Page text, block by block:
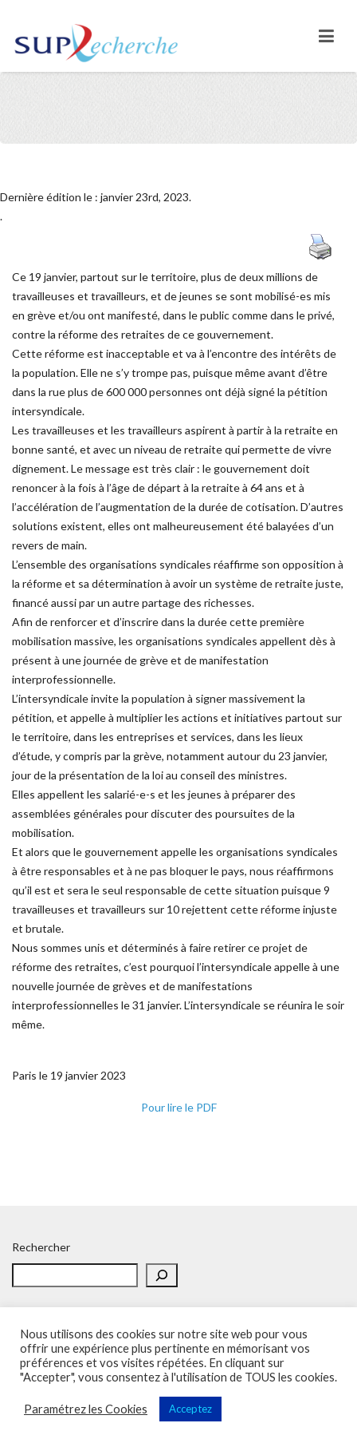
Dernière édition le : janvier 23rd, 2023.
.
Ce 19 janvier, partout sur le territoire, plus de deux millions de
travailleuses et travailleurs, et de jeunes se sont mobilisé-es mis
en grève et/ou ont manifesté, dans le public commedans le privé,
contre la réforme des retraites de ce gouvernement.
Cette réforme est inacceptable et va à l’encontre des intérêts de
la population. Elle ne s’ytrompe pas, puisque même avant d’être
dans la rue plus de 600 000 personnes ont déjà signé la pétition
intersyndicale.
Les travailleuses et les travailleurs aspirent à partir à la retraite en
bonne santé, et avec un niveau de retraite qui permette de vivre
dignement. Le message est très clair : le gouvernement doit
renoncer à la fois à l’âge de départ à la retraite à 64 ans et à
l’accélération de l’augmentation de la durée de cotisation. D’autres
solutions existent, elles ont malheureusement été balayées d’un
revers de main.
L’ensemble des organisations syndicales réaffirme son opposition à
la réforme et sa détermination à avoir un système de retraite juste,
financé aussi par un autre partage des richesses.
Afin de renforcer et d’inscrire dans la durée cette première
mobilisation massive, les organisations syndicales appellent dès à
présent à une journée de grève et de manifestation
interprofessionnelle.
L’intersyndicale invite la population à signer massivement la
pétition, et appelle à multiplierles actions et initiatives partout sur
le territoire, dans les entreprises et services, dans les lieux
d’étude, y compris par la grève, notamment autour du 23 janvier,
jour de la présentation de la loi au conseil des ministres.
Elles appellent les salarié-e-s et les jeunes à préparer des
assemblées générales pour discuter des poursuites de la
mobilisation.
Et alors que le gouvernement appelle les organisations syndicales
à être responsables et à ne pas bloquer le pays, nous réaffirmons
qu’il est et sera le seul responsable de cette situation puisque 9
travailleuses et travailleurs sur 10 rejettent cette réforme injuste
et brutale.
Nous sommes unis et déterminés à faire retirer ce projet de
réforme des retraites, c’est pourquoi l’intersyndicale appelle à une
nouvelle journée de grèves et de manifestations
interprofessionnelles le 31 janvier. L’intersyndicale se réunira le soir
même.
Paris le 19 janvier 2023
Pour lire le PDF
Rechercher
Accueil Politique de confidentialité Adhésion
Contacts
SOS – Demande d’aide
Politique de confidentialité
Sup'Recherche - UNSA 2023 (illustrations de Freepik)
Vega Wordpress Theme byLyraThemes
Nous utilisons des cookies sur notre site web pour vous
offrir une expérience plus pertinente en mémorisant vos
préférences et vos visites répétées. En cliquant sur
"Accepter", vous consentez à l'utilisation de TOUS les cookies.
Paramétrez les Cookies Acceptez